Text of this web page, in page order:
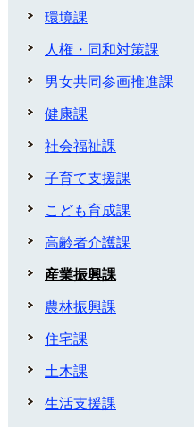
環境課
人権・同和対策課
男女共同参画推進課
健康課
社会福祉課
子育て支援課
こども育成課
高齢者介護課
産業振興課
農林振興課
住宅課
土木課
生活支援課